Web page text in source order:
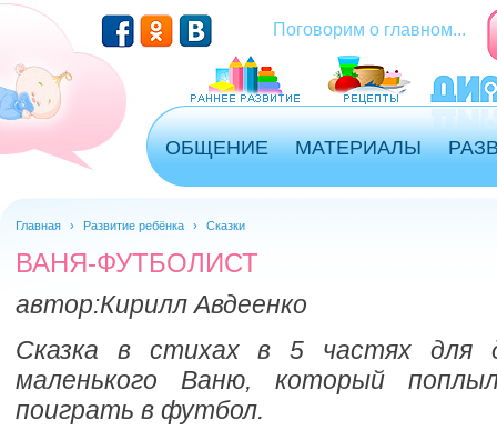
Перейти к основному содержанию
Поговорим о главном...
ОБЩЕНИЕ МАТЕРИАЛЫ
Главная › Развитие ребёнка › Сказки
ВАНЯ-ФУТБОЛИСТ
автор:Кирилл Авдеенко
Сказка в стихах в 5 частях
маленького Ваню, который
поиграть в футбол.